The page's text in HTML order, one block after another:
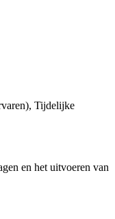
Tijdelijke
en het uitvoeren van